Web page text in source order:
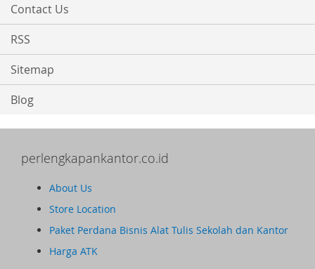
Contact Us
RSS
Sitemap
Blog
perlengkapankantor.co.id
About Us
Store Location
Paket Perdana Bisnis Alat Tulis Sekolah dan Kantor
Harga ATK